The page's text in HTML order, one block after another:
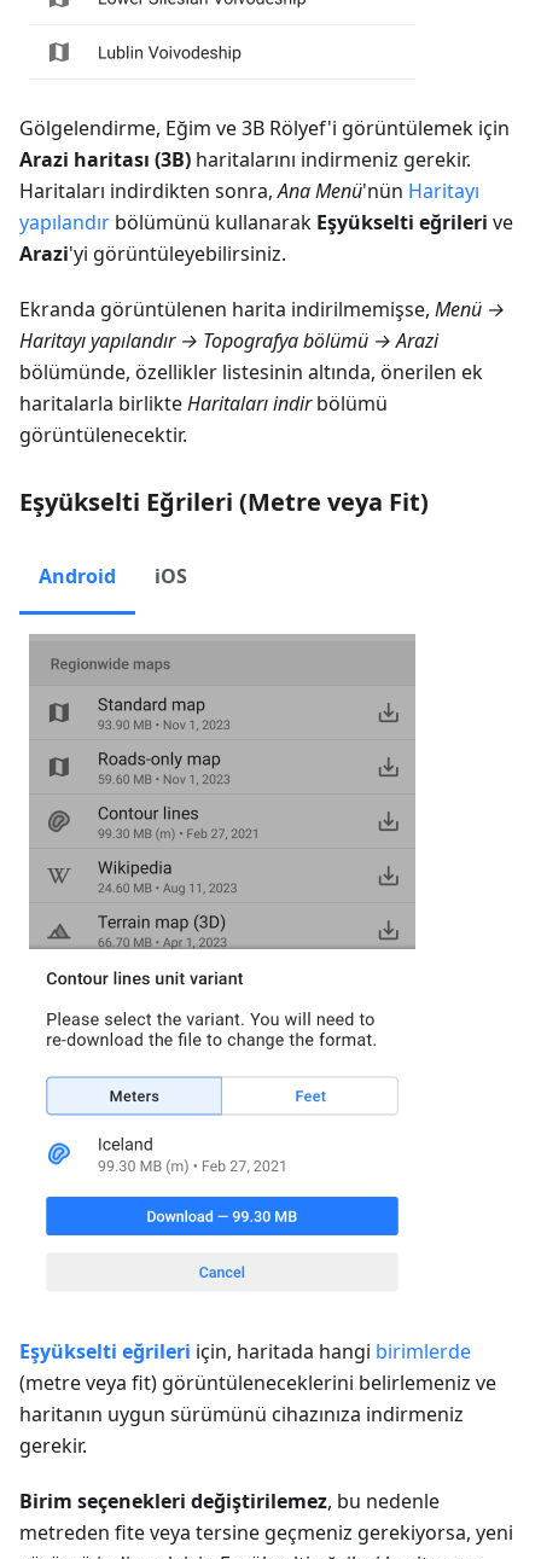
Gölgelendirme, Eğim ve 3B Rölyef'i görüntülemek için
Arazi haritası (3B) haritalarını indirmeniz gerekir.
Haritaları indirdikten sonra,Ana Menü'nün Haritayı
yapılandır bölümünü kullanarak Eşyükselti eğrileri ve
Arazi'yi görüntüleyebilirsiniz.
Ekranda görüntülenen harita indirilmemişse, Menü →
Haritayı yapılandır → Topografya bölümü → Arazi
bölümünde, özellikler listesinin altında, önerilen ek
haritalarla birlikteHaritaları indirbölümü
görüntülenecektir.
Eşyükselti Eğrileri (Metre veya Fit)
Android iOS
Eşyükselti eğrileri için, haritada hangi birimlerde
(metre veya fit) görüntüleneceklerini belirlemeniz ve
haritanın uygun sürümünü cihazınıza indirmeniz
gerekir.
Birim seçenekleri değiştirilemez, bu nedenle
metreden fite veya tersine geçmeniz gerekiyorsa, yeni